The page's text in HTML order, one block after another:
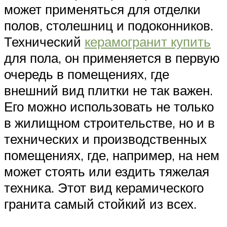
может применяться для отделки
полов, столешниц и подоконников.
Технический керамогранит купить
для пола, он применяется в первую
очередь в помещениях, где
внешний вид плитки не так важен.
Его можно использовать не только
в жилищном строительстве, но и в
технических и производственных
помещениях, где, например, на нем
может стоять или ездить тяжелая
техника. Этот вид керамического
гранита самый стойкий из всех.